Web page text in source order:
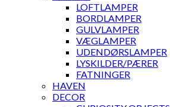
LOFTLAMPER
BORDLAMPER
GULVLAMPER
VÆGLAMPER
UDENDØRSLAMPER
LYSKILDER/PÆRER
FATNINGER
HAVEN
DECOR